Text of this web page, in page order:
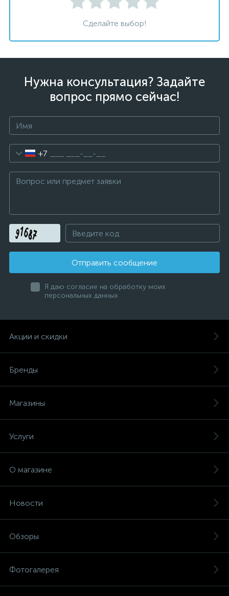
Сделайте выбор!
Нужна консультация? Задайте
вопрос прямо сейчас!
+7
Отправить сообщение
Я даю согласие на обработку моих
персональных данных
Акции и скидки
Бренды
Магазины
Услуги
О магазине
Новости
Обзоры
Фотогалерея